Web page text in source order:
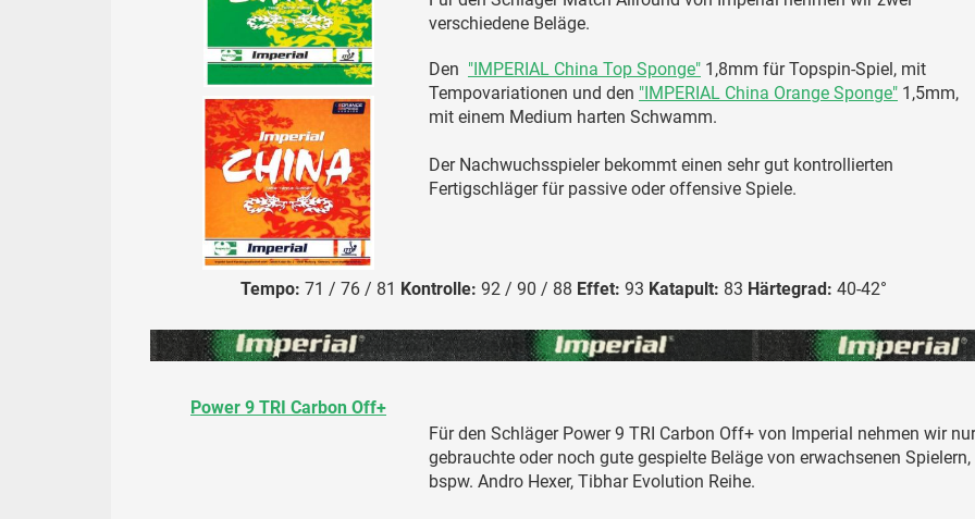
verschiedene Beläge.
Den "IMPERIAL China Top Sponge" 1,8mm für Topspin-Spiel, mit
Tempovariationen und den "IMPERIAL China Orange Sponge" 1,5mm,
mit einem Medium harten Schwamm.
Der Nachwuchsspieler bekommt einen sehr gut kontrollierten
Fertigschläger für passive oder offensive Spiele.
Tempo: 71 / 76 / 81 Kontrolle: 92 / 90 / 88 Effet: 93 Katapult: 83 Härtegrad: 40-42°
Power 9 TRI Carbon Off+
Für den Schläger Power 9 TRI Carbon Off+ von Imperial nehmen wir nur
gebrauchte oder noch gute gespielte Beläge von erwachsenen Spielern,
bspw. Andro Hexer, Tibhar Evolution Reihe.